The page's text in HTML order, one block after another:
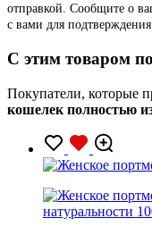
отправкой. Сообщите о
с вами для подтверждения
C этим товаром
Покупатели, которые
кошелек полностью
натуральности